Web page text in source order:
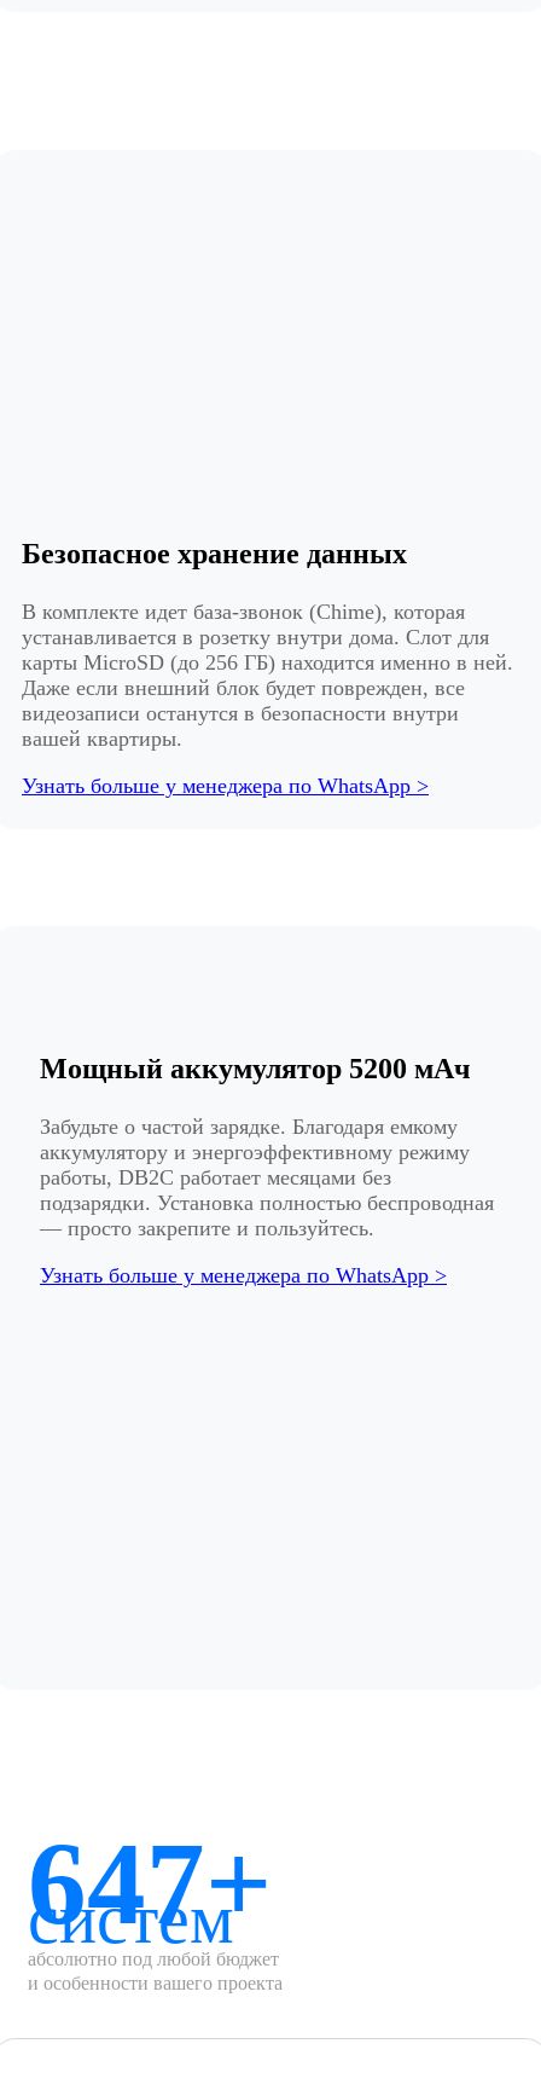
Безопасное хранение данных
В комплекте идет база-звонок (Chime), которая
устанавливается в розетку внутри дома. Слот для
карты MicroSD (до 256 ГБ) находится именно в ней.
Даже если внешний блок будет поврежден, все
видеозаписи останутся в безопасности внутри
вашей квартиры.
Узнать больше у менеджера по WhatsApp >
Мощный аккумулятор 5200 мАч
Забудьте о частой зарядке. Благодаря емкому
аккумулятору и энергоэффективному режиму
работы, DB2C работает месяцами без
подзарядки. Установка полностью беспроводная
— просто закрепите и пользуйтесь.
Узнать больше у менеджера по WhatsApp >
647+
систем
абсолютно под любой бюджет
и особенности вашего проекта